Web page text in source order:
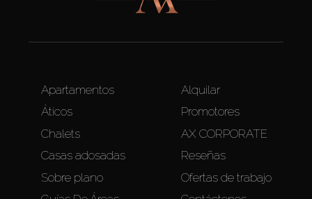
Apartamentos
Áticos
Chalets
Casas adosadas
Sobre plano
Alquilar
Promotores
AX CORPORATE
Reseñas
Ofertas de trabajo